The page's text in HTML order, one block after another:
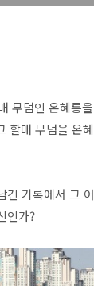
무덤인 온혜릉을
할매 무덤을 온혜
긴 기록에서 그 어
인가?